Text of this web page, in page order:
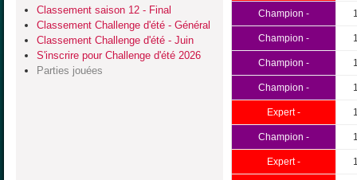
Classement saison 12 - Final
Classement Challenge d'été - Général
Classement Challenge d'été - Juin
S'inscrire pour Challenge d'été 2026
Parties jouées
Champion -
Champion -
Champion -
Champion -
Expert -
Champion -
Expert -